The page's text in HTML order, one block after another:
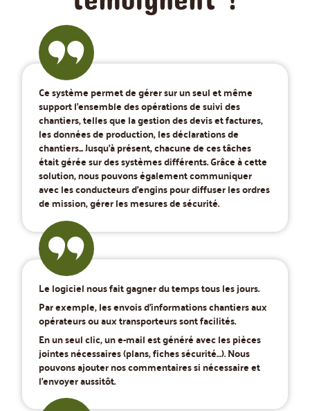
Ce système permet de gérer sur un seul et même
support l’ensemble des opérations de suivi des
chantiers, telles que la gestion des devis et factures,
les données de production, les déclarations de
chantiers... Jusqu’à présent, chacune de ces tâches
était gérée sur des systèmes différents. Grâce à cette
solution, nous pouvons également communiquer
avec les conducteurs d’engins pour diffuser les ordres
de mission, gérer les mesures de sécurité.
Le logiciel nous fait gagner du temps tous les jours.
Par exemple, les envois d’informations chantiers aux
opérateurs ou aux transporteurs sont facilités.
En un seul clic, un e-mail est généré avec les pièces
jointes nécessaires (plans, fiches sécurité…). Nous
pouvons ajouter nos commentaires si nécessaire et
l’envoyer aussitôt.